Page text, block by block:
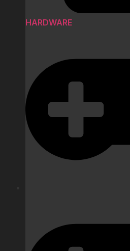
HARDWARE